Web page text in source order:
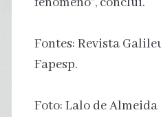
Fontes: Revista
Fapesp.
Foto: Lalo de Almeida